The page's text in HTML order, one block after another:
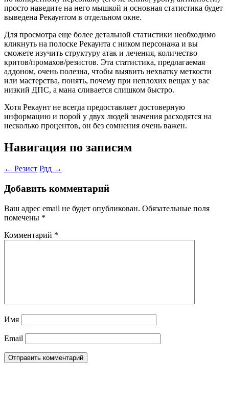
просто наведите на него мышкой и основная статистика будет
выведена Рекаунтом в отдельном окне.
Для просмотра еще более детальной статистики необходимо
кликнуть на полоске Рекаунта с ником персонажа и вы
сможете изучить структуру атак и лечения, количество
критов/промахов/резистов. Эта статистика, предлагаемая
аддоном, очень полезна, чтобы выявить нехватку меткости
или мастерства, понять, почему при неплохих вещах у вас
низкий ДПС, а мана сливается слишком быстро.
Хотя Рекаунт не всегда предоставляет достоверную
информацию и порой у двух людей значения расходятся на
несколько процентов, он без сомнения очень важен.
Навигация по записям
← Резист Рдд →
Добавить комментарий
Ваш адрес email не будет опубликован. Обязательные поля
помечены *
Комментарий *
Имя
Email